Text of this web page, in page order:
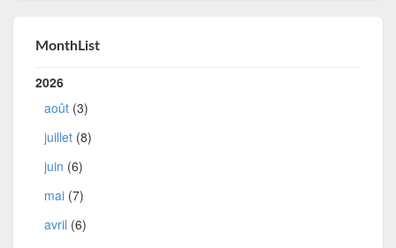
MonthList
2026
août (3)
juillet (8)
juin (6)
mai (7)
avril (6)